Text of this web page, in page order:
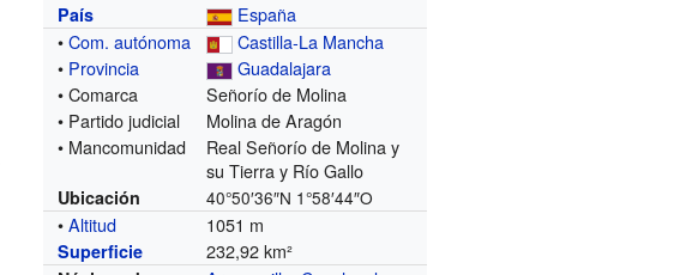
País
España
•Com. autónoma
Castilla-La Mancha
• Provincia
Guadalajara
• Comarca
Señorío de Molina
• Partido judicial
Molina de Aragón
• Mancomunidad
Real Señorío de Molina y
su Tierra y Río Gallo
Ubicación 40°50′36″N 1°58′44″O
•Altitud 1051 m
Superficie 232,92 km²